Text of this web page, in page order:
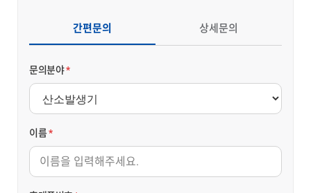
간편문의 상세문의
문의분야*
이름*